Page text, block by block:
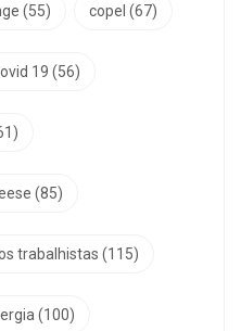
(55) copel (67)
19 (56)
(85)
trabalhistas (115)
(100)